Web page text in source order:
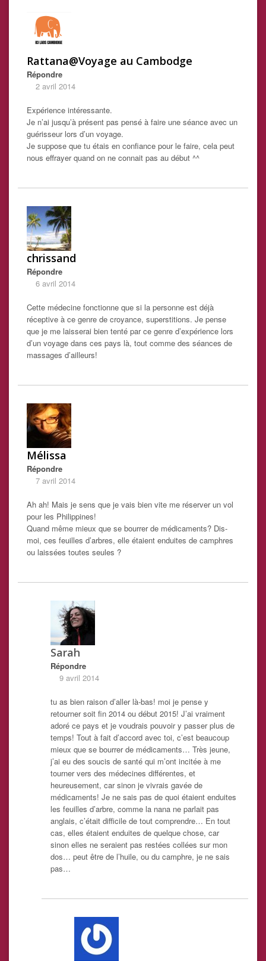
Rattana@Voyage au Cambodge
Répondre
2 avril 2014
Expérience intéressante.
Je n’ai jusqu’à présent pas pensé à faire une séance avec un
guérisseur lors d’un voyage.
Je suppose que tu étais en confiance pour le faire, cela peut
nous effrayer quand on ne connait pas au début ^^
chrissand
Répondre
6 avril 2014
Cette médecine fonctionne que si la personne est déjà
réceptive à ce genre de croyance, superstitions. Je pense
que je me laisserai bien tenté par ce genre d’expérience lors
d’un voyage dans ces pays là, tout comme des séances de
massages d’ailleurs!
Mélissa
Répondre
7 avril 2014
Ah ah! Mais je sens que je vais bien vite me réserver un vol
pour les Philippines!
Quand même mieux que se bourrer de médicaments? Dis-
moi, ces feuilles d’arbres, elle étaient enduites de camphres
ou laissées toutes seules ?
Sarah
Répondre
9 avril 2014
tu as bien raison d’aller là-bas! moi je pense y
retourner soit fin 2014 ou début 2015! J’ai vraiment
adoré ce pays et je voudrais pouvoir y passer plus de
temps! Tout à fait d’accord avec toi, c’est beaucoup
mieux que se bourrer de médicaments… Très jeune,
j’ai eu des soucis de santé qui m’ont incitée à me
tourner vers des médecines différentes, et
heureusement, car sinon je vivrais gavée de
médicaments! Je ne sais pas de quoi étaient enduites
les feuilles d’arbre, comme la nana ne parlait pas
anglais, c’était difficile de tout comprendre… En tout
cas, elles étaient enduites de quelque chose, car
sinon elles ne seraient pas restées collées sur mon
dos… peut être de l’huile, ou du camphre, je ne sais
pas…